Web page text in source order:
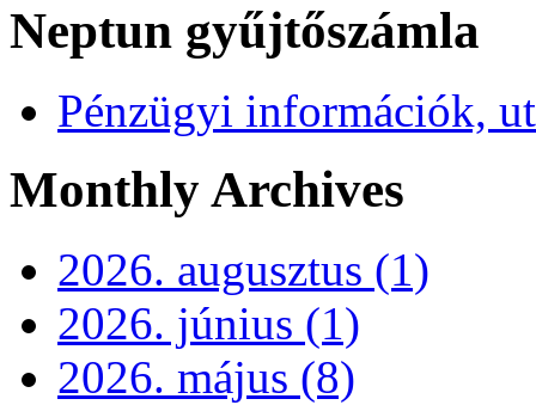
Neptun gyűjtőszámla
Pénzügyi információk,
Monthly Archives
2026. augusztus (1)
2026. június (1)
2026. május (8)